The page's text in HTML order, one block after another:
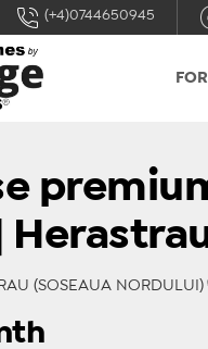
(+4)0744650945
(SOSEAUA NORDULUI)